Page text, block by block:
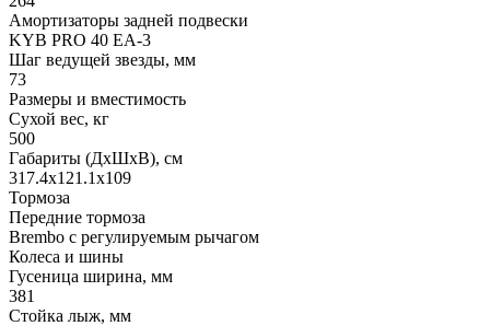
Амортизаторы задней подвески
KYB PRO 40 EA-3
Шаг ведущей звезды, мм
73
Размеры и вместимость
Сухой вес, кг
500
Габариты (ДхШхВ), см
317.4х121.1х109
Тормоза
Передние тормоза
Brembo с регулируемым рычагом
Колеса и шины
Гусеница ширина, мм
381
Стойка лыж, мм